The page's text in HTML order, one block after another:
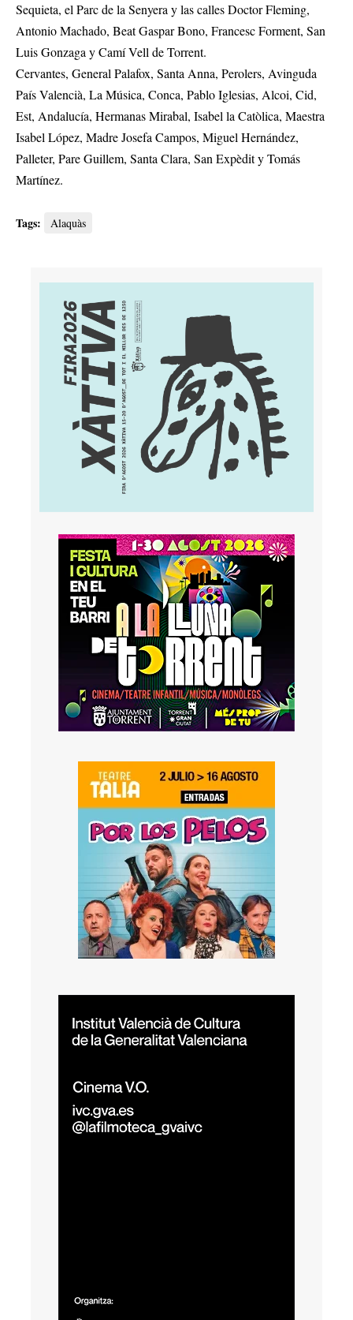
Sequieta, el Parc de la Senyera y las calles Doctor Fleming,
Antonio Machado, Beat Gaspar Bono, Francesc Forment, San
Luis Gonzaga y Camí Vell de Torrent.
Cervantes, General Palafox, Santa Anna, Perolers, Avinguda
País Valencià, La Música, Conca, Pablo Iglesias, Alcoi, Cid,
Est, Andalucía, Hermanas Mirabal, Isabel la Catòlica, Maestra
Isabel López, Madre Josefa Campos, Miguel Hernández,
Palleter, Pare Guillem, Santa Clara, San Expèdit y Tomás
Martínez.
Tags: Alaquàs